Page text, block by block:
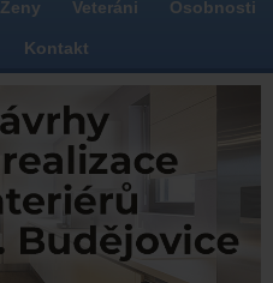
Ženy Veteráni Osobnosti
Kontakt